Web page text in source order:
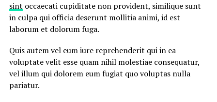
sint occaecati cupiditate non provident, similique sunt
in culpa qui officia deserunt mollitia animi, id est
laborum et dolorum fuga.
Quis autem vel eum iure reprehenderit qui in ea
voluptate velit esse quam nihil molestiae consequatur,
vel illum qui dolorem eum fugiat quo voluptas nulla
pariatur.